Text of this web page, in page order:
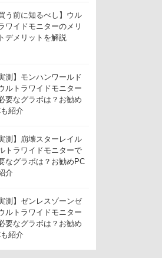
買う前に知るべし】ウル
ワイドモニターのメリ
デメリットを解説
実測】モンハンワールド
ルトラワイドモニター
要なグラボは？お勧め
紹介
実測】崩壊スターレイル
トラワイドモニターで
なグラボは？お勧めPC
介
実測】ゼンレスゾーンゼ
ルトラワイドモニター
要なグラボは？お勧め
紹介